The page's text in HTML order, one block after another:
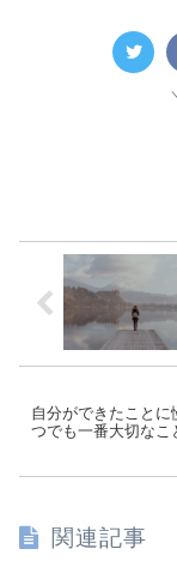
自分ができたこと
つでも一番大切なこ
関連記事